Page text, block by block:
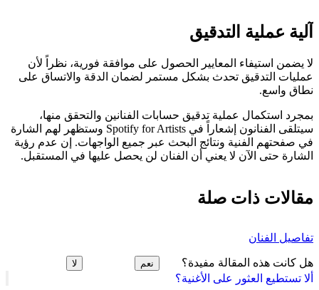
ألا تستطيع العثور على الأغنية؟
آلية عملية التدقيق
لا يضمن استيفاء المعايير الحصول على موافقة فورية، نظراً لأن
عمليات التدقيق تحدث بشكل مستمر لضمان الدقة والاتساق على
نطاق واسع.
بمجرد استكمال عملية تدقيق حسابات الفنانين والتحقق منها،
سيتلقى الفنانون إشعاراً في Spotify for Artists وستظهر لهم الشارة
في صفحتهم الفنية ونتائج البحث عبر جميع الواجهات. إن عدم رؤية
الشارة حتى الآن لا يعني أن الفنان لن يحصل عليها في المستقبل.
مقالات ذات صلة
تفاصيل الفنان
هل كانت هذه المقالة مفيدة؟ نعم لا